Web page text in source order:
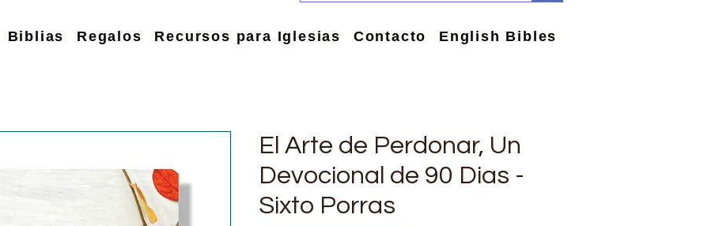
El Arte de Perdonar, Un
Devocional de 90 Dias -
Sixto Porras
Biblias Regalos Recursos para Iglesias Contacto English Bibles